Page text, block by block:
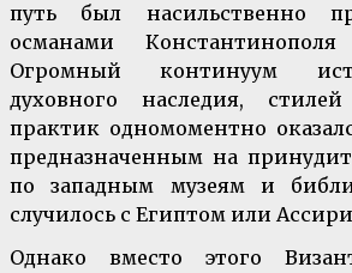
путь был насильственно
османами
Огромный континуум
духовного наследия,
практик одномоментно
предназначенным на
по западным музеям и
случилось с Египтом или
Однако вместо этого